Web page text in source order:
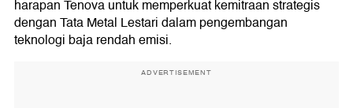
harapan Tenova untuk memperkuat kemitraan strategis
dengan Tata Metal Lestari dalam pengembangan
teknologi baja rendah emisi.
ADVERTISEMENT